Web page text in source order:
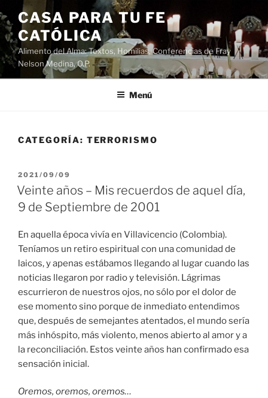
Saltar
al
contenido
CASA PARA TU FE
CATÓLICA
Alimento del Alma: Textos, Homilias, Conferencias de Fray
Nelson Medina, O.P.
Menú
CATEGORÍA: TERRORISMO
PUBLICADO
EL
2021/09/09
Veinte años – Mis recuerdos de aquel día,
9 de Septiembre de 2001
En aquella época vivía en Villavicencio (Colombia).
Teníamos un retiro espiritual con una comunidad de
laicos, y apenas estábamos llegando al lugar cuando las
noticias llegaron por radio y televisión. Lágrimas
escurrieron de nuestros ojos, no sólo por el dolor de
ese momento sino porque de inmediato entendimos
que, después de semejantes atentados, el mundo sería
más inhóspito, más violento, menos abierto al amor y a
la reconciliación. Estos veinte años han confirmado esa
sensación inicial.
Oremos, oremos, oremos…